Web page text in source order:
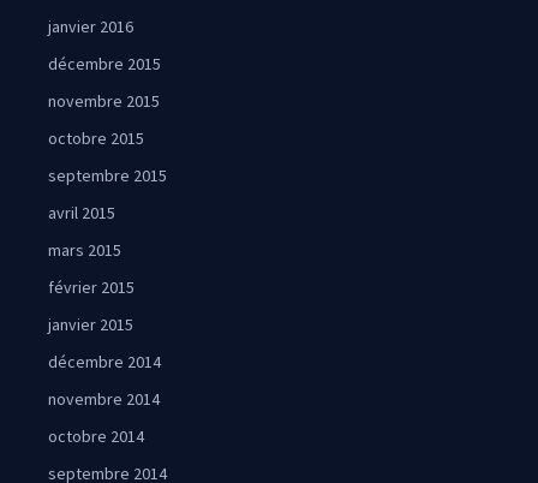
janvier 2016
décembre 2015
novembre 2015
octobre 2015
septembre 2015
avril 2015
mars 2015
février 2015
janvier 2015
décembre 2014
novembre 2014
octobre 2014
septembre 2014